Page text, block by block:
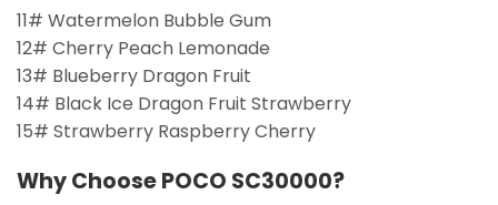
11# Watermelon Bubble Gum
12# Cherry Peach Lemonade
13# Blueberry Dragon Fruit
14# Black Ice Dragon Fruit Strawberry
15# Strawberry Raspberry Cherry
Why Choose POCO SC30000?